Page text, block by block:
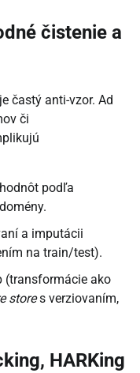
čistenie a
častý anti-vzor. Ad
či
podľa
a imputácii
na train/test).
(transformácie ako
stores verziovaním,
HARKing